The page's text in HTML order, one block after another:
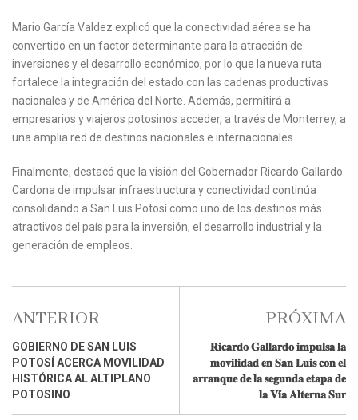
Mario García Valdez explicó que la conectividad aérea se ha
convertido en un factor determinante para la atracción de
inversiones y el desarrollo económico, por lo que la nueva ruta
fortalece la integración del estado con las cadenas productivas
nacionales y de América del Norte. Además, permitirá a
empresarios y viajeros potosinos acceder, a través de Monterrey, a
una amplia red de destinos nacionales e internacionales.
Finalmente, destacó que la visión del Gobernador Ricardo Gallardo
Cardona de impulsar infraestructura y conectividad continúa
consolidando a San Luis Potosí como uno de los destinos más
atractivos del país para la inversión, el desarrollo industrial y la
generación de empleos.
ANTERIOR
GOBIERNO DE SAN LUIS
POTOSÍ ACERCA MOVILIDAD
HISTÓRICA AL ALTIPLANO
POTOSINO
PRÓXIMA
𝐑𝐢𝐜𝐚𝐫𝐝𝐨 𝐆𝐚𝐥𝐥𝐚𝐫𝐝𝐨 𝐢𝐦𝐩𝐮𝐥𝐬𝐚 𝐥𝐚
𝐦𝐨𝐯𝐢𝐥𝐢𝐝𝐚𝐝 𝐞𝐧 𝐒𝐚𝐧 𝐋𝐮𝐢𝐬 𝐜𝐨𝐧 𝐞𝐥
𝐚𝐫𝐫𝐚𝐧𝐪𝐮𝐞 𝐝𝐞 𝐥𝐚 𝐬𝐞𝐠𝐮𝐧𝐝𝐚 𝐞𝐭𝐚𝐩𝐚 𝐝𝐞
𝐥𝐚 𝐕𝐢́𝐚 𝐀𝐥𝐭𝐞𝐫𝐧𝐚 𝐒𝐮𝐫